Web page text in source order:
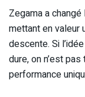
Zegama a
mettant en valeur
descente. Si
dure, on n’est
performance